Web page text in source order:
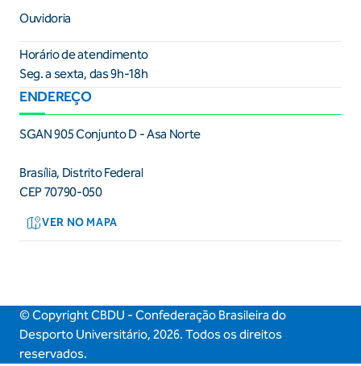
Ouvidoria
Horário de atendimento
Seg. a sexta, das 9h-18h
ENDEREÇO
SGAN 905 Conjunto D - Asa Norte
Brasília, Distrito Federal
CEP 70790-050
VER NO MAPA
© Copyright CBDU - Confederação Brasileira do
Desporto Universitário, 2026. Todos os direitos
reservados.